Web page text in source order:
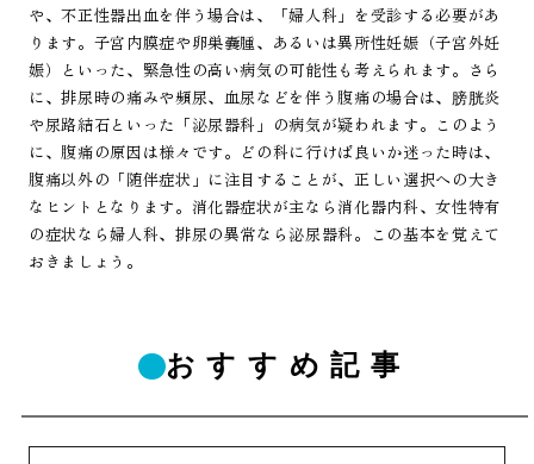
や、不正性器出血を伴う場合は、「婦人科」を受診する必要があ
ります。子宮内膜症や卵巣嚢腫、あるいは異所性妊娠（子宮外妊
娠）といった、緊急性の高い病気の可能性も考えられます。さら
に、排尿時の痛みや頻尿、血尿などを伴う腹痛の場合は、膀胱炎
や尿路結石といった「泌尿器科」の病気が疑われます。このよう
に、腹痛の原因は様々です。どの科に行けば良いか迷った時は、
腹痛以外の「随伴症状」に注目することが、正しい選択への大き
なヒントとなります。消化器症状が主なら消化器内科、女性特有
の症状なら婦人科、排尿の異常なら泌尿器科。この基本を覚えて
おきましょう。
おすすめ記事